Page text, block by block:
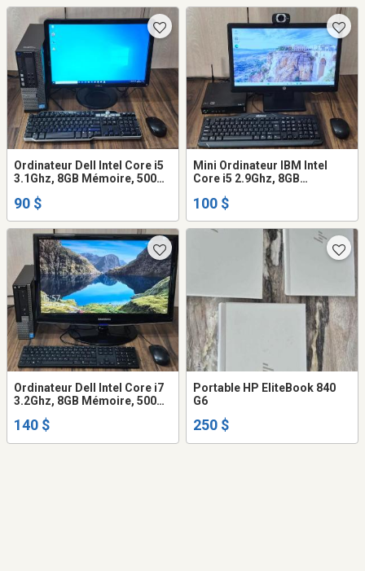
Ordinateur Dell Intel Core i5
3.1Ghz, 8GB Mémoire, 500GB
souris WiFi
90 $
Mini Ordinateur IBM Intel
Core i5 2.9Ghz, 8GB
disque, écran clavier,
Caméra WIFI
100 $
Ordinateur Dell Intel Core i7
3.2Ghz, 8GB Mémoire, 500GB
souris WiFi
140 $
Portable HP EliteBook 840
G6
250 $